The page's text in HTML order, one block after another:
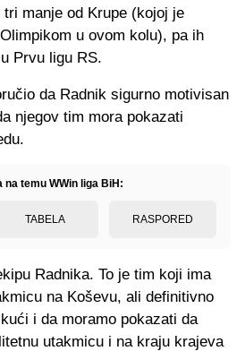
manje od Krupe (kojoj je
u ovom kolu), pa ih
Prvu ligu RS.
da Radnik sigurno motivisan
njegov tim mora pokazati
temu WWin liga BiH:
TABELA RASPORED
Radnika. To je tim koji ima
na Koševu, ali definitivno
i da moramo pokazati da
utakmicu i na kraju krajeva